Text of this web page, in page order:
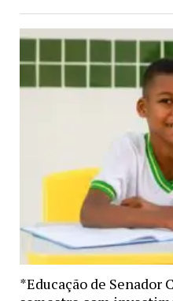
*Educação de Senador